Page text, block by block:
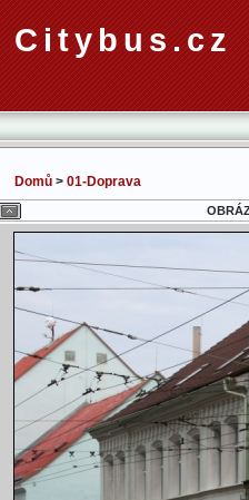
Domů > 01-Doprava